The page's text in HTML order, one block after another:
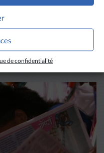
de confidentialité